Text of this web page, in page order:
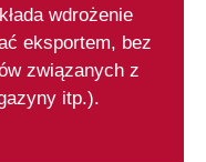
wdrożenie
eksportem, bez
związanych z
itp.).